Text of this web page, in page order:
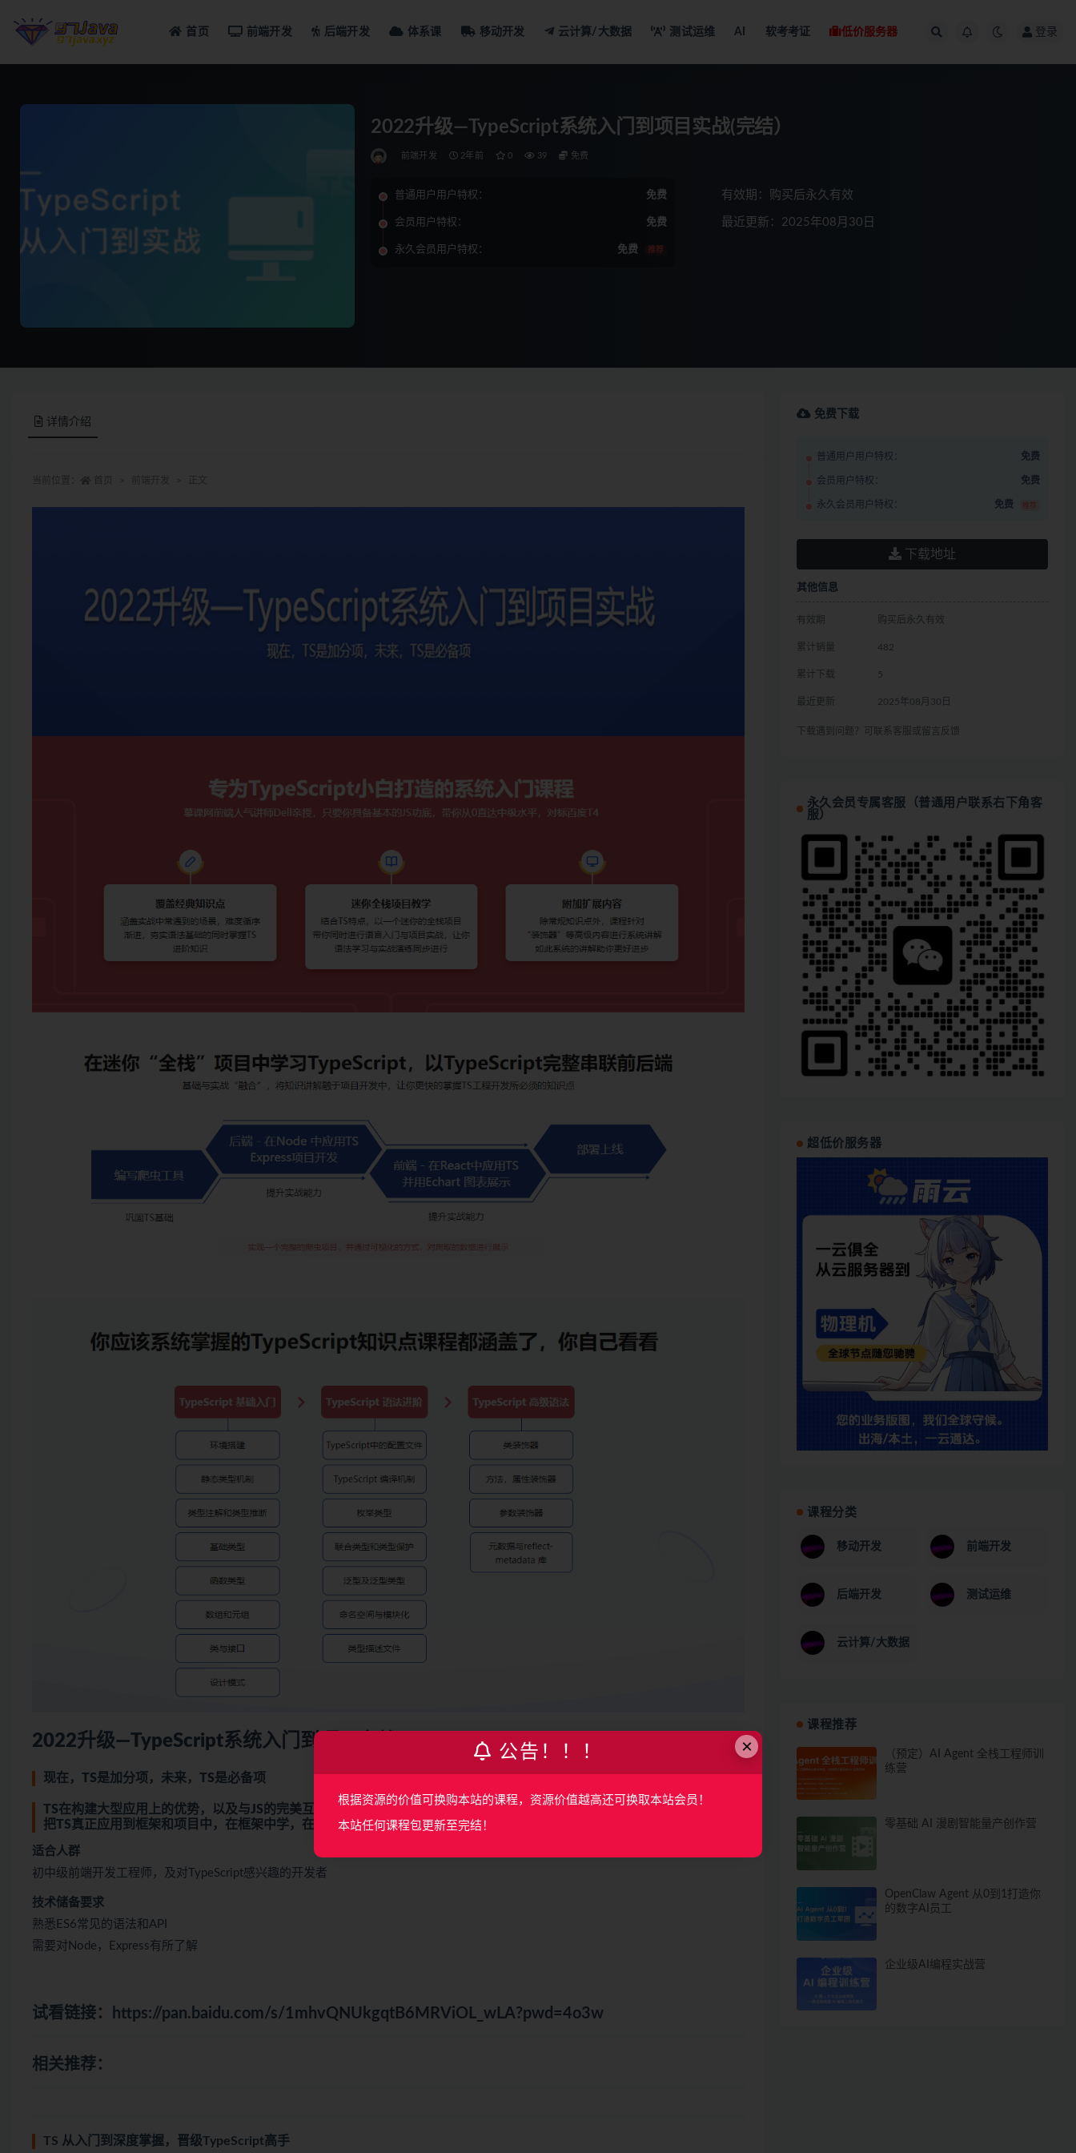
首页 前端开发 后端开发 体系课 移动开发 云计算/大数据 测试运维 AI 软考考证 低价服务器 登录
2022升级—TypeScript系统入门到项目实战(完结）
前端开发 2年前 0 39 免费
普通用户用户特权： 免费
会员用户特权： 免费
永久会员用户特权： 免费 推荐
有效期：购买后永久有效
最近更新：2025年08月30日
详情介绍
2022升级—TypeScript系统入门到项目实战
现在，TS是加分项，未来，TS是必备项
TS在构建大型应用上的优势，以及与JS的完美互通，让TS未来一片光明，在慕课网人气讲师dell老师带你从0到1系统学习，
把TS真正应用到框架和项目中，在框架中学，在项目中学，在老师指导中学！
适合人群
初中级前端开发工程师，及对TypeScript感兴趣的开发者
技术储备要求
熟悉ES6常见的语法和API
需要对Node，Express有所了解
试看链接： https://pan.baidu.com/s/1mhvQNUkgqtB6MRViOL_wLA?pwd=4o3w
相关推荐：
TS 从入门到深度掌握，晋级TypeScript高手
免费下载
普通用户用户特权： 免费
会员用户特权： 免费
永久会员用户特权： 免费 推荐
下载地址
其他信息
有效期 购买后永久有效
累计销量 482
累计下载 5
最近更新 2025年08月30日
下载遇到问题？可联系客服或留言反馈
永久会员专属客服（普通用户联系右下角客
服）
超低价服务器
课程分类
移动开发 前端开发
后端开发 测试运维
云计算/大数据
课程推荐
（预定）AI Agent 全栈工程师训
练营
零基础 AI 漫剧智能量产创作营
OpenClaw Agent 从0到1打造你
的数字AI员工
企业级AI编程实战营
×
公告！！！
根据资源的价值可换购本站的课程，资源价值越高还可换取本站会员！
本站任何课程包更新至完结！